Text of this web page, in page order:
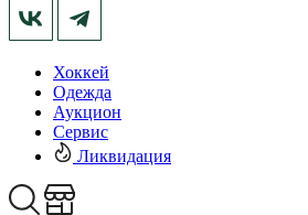
Хоккей
Одежда
Аукцион
Сервис
Ликвидация